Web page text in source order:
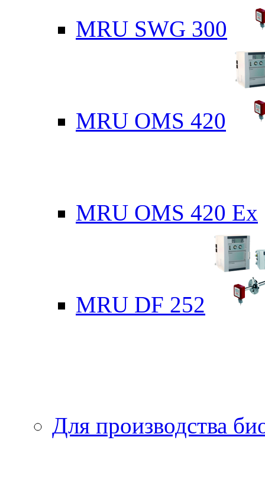
MRU SWG 300
MRU OMS 420
MRU OMS 420 Ex
MRU DF 252
Для производства